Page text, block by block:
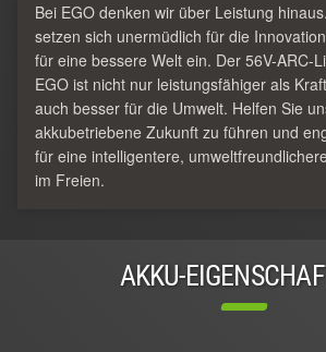
Bei EGO denken wir über Leistung
setzen sich unermüdlich für die
für eine bessere Welt ein. Der 56V-ARC-
EGO ist nicht nur leistungsfähiger als
auch besser für die Umwelt. Helfen Sie
akkubetriebene Zukunft zu führen und
für eine intelligentere,
im Freien.
AKKU-